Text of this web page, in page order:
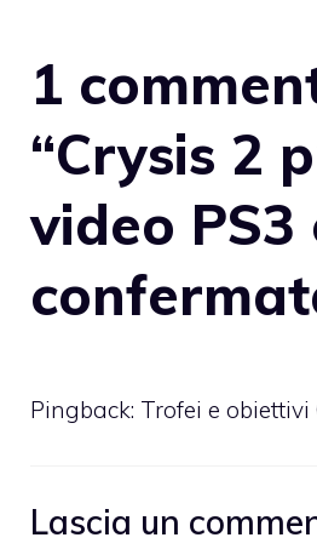
1
“Crysis 2
video PS3
Pingback: Trofei e obiettivi
Lascia un